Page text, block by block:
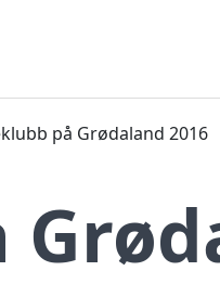
på Grødaland 2016